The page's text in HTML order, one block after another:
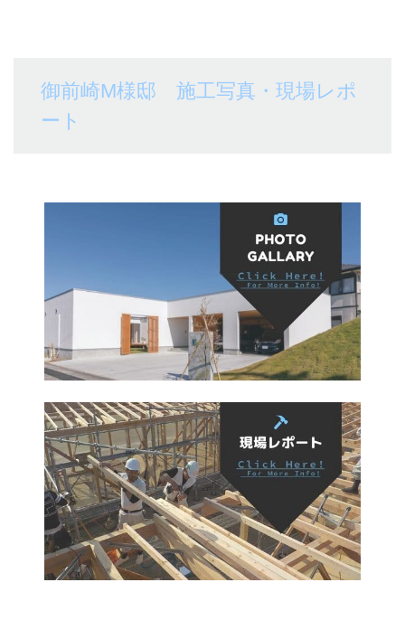
御前崎M様邸 施工写真・現場レポ
ート